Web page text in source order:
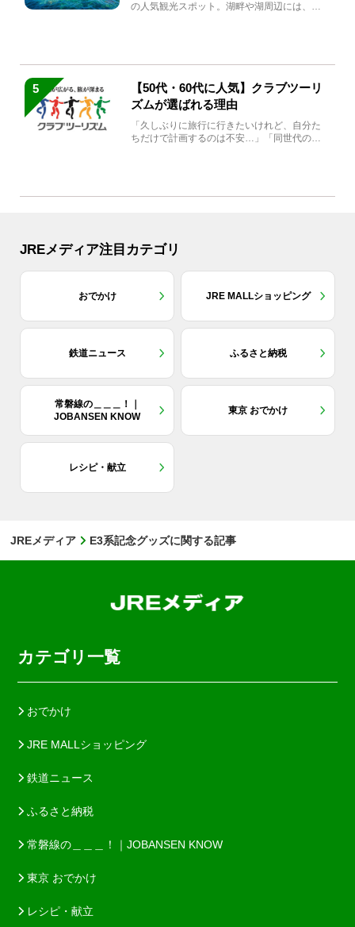
の人気観光スポット。湖畔や湖周辺には、田
5
【50代・60代に人気】クラブツーリ
ズムが選ばれる理由
「久しぶりに旅行に行きたいけれど、自分た
ちだけで計画するのは不安…」「同世代の方
JREメディア注目カテゴリ
おでかけ JRE MALLショッピング
鉄道ニュース ふるさと納税
常磐線の＿＿＿！｜
JOBANSEN KNOW
東京 おでかけ
レシピ・献立
JREメディア E3系記念グッズに関する記事
カテゴリ一覧
おでかけ
JRE MALLショッピング
鉄道ニュース
ふるさと納税
常磐線の＿＿＿！｜JOBANSEN KNOW
東京 おでかけ
レシピ・献立